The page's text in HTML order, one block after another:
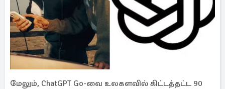
மேலும், ChatGPT Go-வை உலகளவில் கிட்டத்தட்ட 90